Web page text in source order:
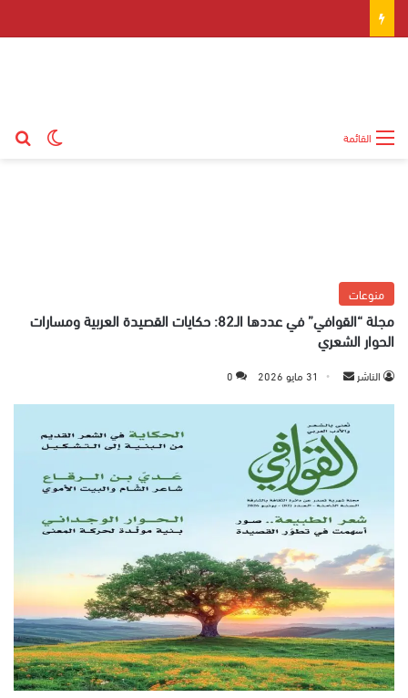
القائمة
منوعات
مجلة “القوافي” في عددها الـ82: حكايات القصيدة العربية ومسارات
الحوار الشعري
الناشر
ل
ب
ر
ي
د
ا
إ
ل
ك
ت
ر
و
31 مايو 2026 0